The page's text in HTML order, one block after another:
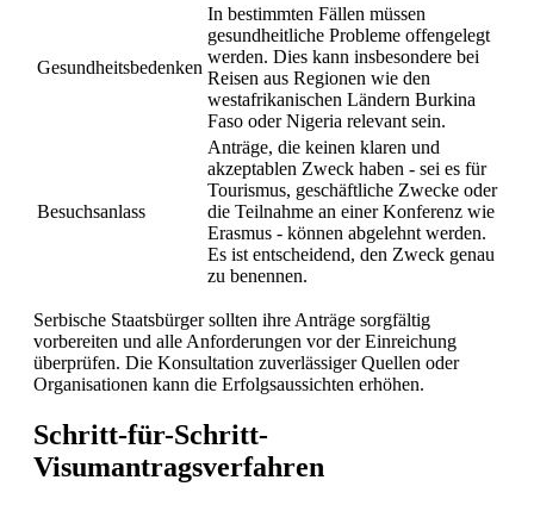
Gesundheitsbedenken
In bestimmten Fällen müssen
gesundheitliche Probleme offengelegt
werden. Dies kann insbesondere bei
Reisen aus Regionen wie den
westafrikanischen Ländern Burkina
Faso oder Nigeria relevant sein.
Besuchsanlass
Anträge, die keinen klaren und
akzeptablen Zweck haben - sei es für
Tourismus, geschäftliche Zwecke oder
die Teilnahme an einer Konferenz wie
Erasmus - können abgelehnt werden.
Es ist entscheidend, den Zweck genau
zu benennen.
Serbische Staatsbürger sollten ihre Anträge sorgfältig
vorbereiten und alle Anforderungen vor der Einreichung
überprüfen. Die Konsultation zuverlässiger Quellen oder
Organisationen kann die Erfolgsaussichten erhöhen.
Schritt-für-Schritt-
Visumantragsverfahren